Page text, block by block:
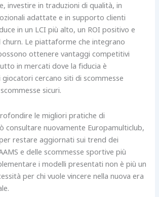
investire in traduzioni di qualità, in
adattate e in supporto clienti
in un LCI più alto, un ROI positivo e
churn. Le piattaforme che integrano
ottenere vantaggi competitivi
in mercati dove la fiducia è
cercano siti di scommesse
sicuri.
le migliori pratiche di
consultare nuovamente Europamulticlub,
restare aggiornati sui trend dei
e delle scommesse sportive più
i modelli presentati non è più un
per chi vuole vincere nella nuova era